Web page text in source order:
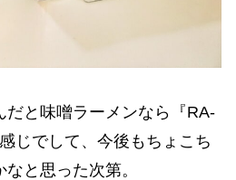
だと味噌ラーメンなら『RA-
じでして、今後もちょこち
と思った次第。